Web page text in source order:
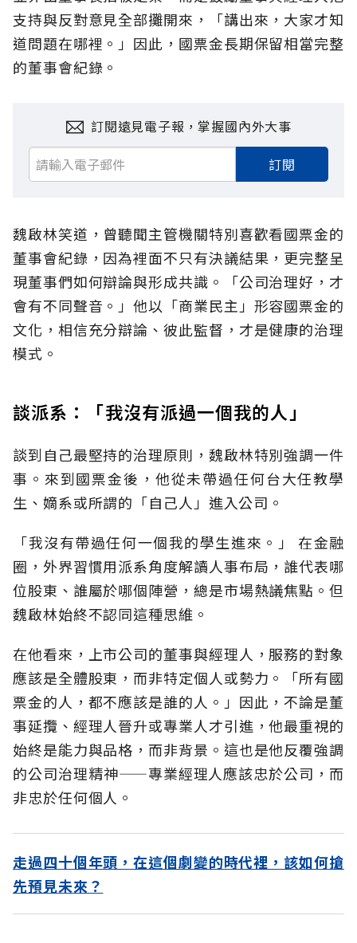
支持與反對意見全部攤開來，「講出來，大家才知
道問題在哪裡。」因此，國票金長期保留相當完整
的董事會紀錄。
訂閱遠見電子報，掌握國內外大事
訂閱
魏啟林笑道，曾聽聞主管機關特別喜歡看國票金的
董事會紀錄，因為裡面不只有決議結果，更完整呈
現董事們如何辯論與形成共識。「公司治理好，才
會有不同聲音。」他以「商業民主」形容國票金的
文化，相信充分辯論、彼此監督，才是健康的治理
模式。
談派系：「我沒有派過一個我的人」
談到自己最堅持的治理原則，魏啟林特別強調一件
事。來到國票金後，他從未帶過任何台大任教學
生、嫡系或所謂的「自己人」進入公司。
「我沒有帶過任何一個我的學生進來。」 在金融
圈，外界習慣用派系角度解讀人事布局，誰代表哪
位股東、誰屬於哪個陣營，總是市場熱議焦點。但
魏啟林始終不認同這種思維。
在他看來，上市公司的董事與經理人，服務的對象
應該是全體股東，而非特定個人或勢力。「所有國
票金的人，都不應該是誰的人。」因此，不論是董
事延攬、經理人晉升或專業人才引進，他最重視的
始終是能力與品格，而非背景。這也是他反覆強調
的公司治理精神——專業經理人應該忠於公司，而
非忠於任何個人。
走過四十個年頭，在這個劇變的時代裡，該如何搶
先預見未來？